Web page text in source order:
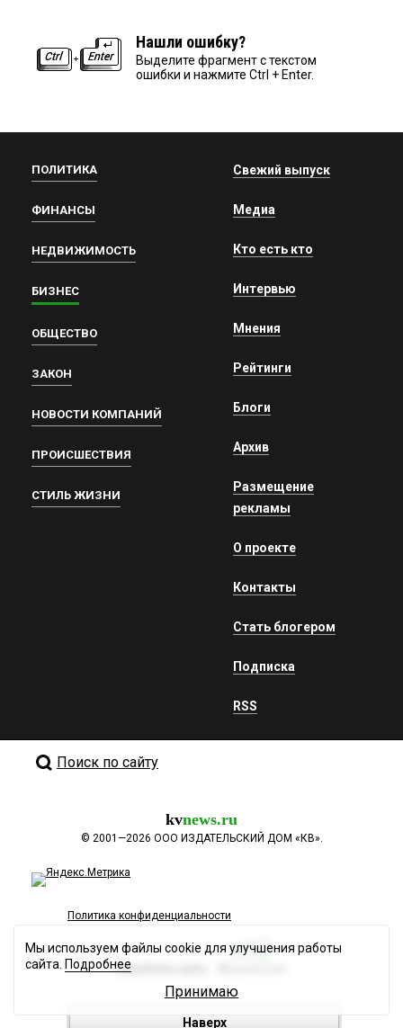
Нашли ошибку?
Выделите фрагмент с текстом
ошибки и нажмите Ctrl + Enter.
ПОЛИТИКА
ФИНАНСЫ
НЕДВИЖИМОСТЬ
БИЗНЕС
ОБЩЕСТВО
ЗАКОН
НОВОСТИ КОМПАНИЙ
ПРОИСШЕСТВИЯ
СТИЛЬ ЖИЗНИ
Свежий выпуск
Медиа
Кто есть кто
Интервью
Мнения
Рейтинги
Блоги
Архив
Размещение
рекламы
О проекте
Контакты
Стать блогером
Подписка
RSS
Поиск по сайту
kvnews.ru
© 2001—2026 ООО ИЗДАТЕЛЬСКИЙ ДОМ «КВ».
Политика конфиденциальности
Разработка сайта
Наверх
Мы используем файлы cookie для улучшения работы
сайта. Подробнее
Принимаю